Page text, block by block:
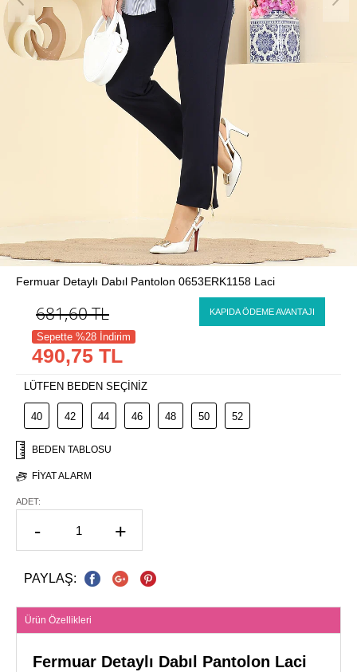
Fermuar Detaylı Dabıl Pantolon 0653ERK1158 Laci
681,60TL KAPIDA ÖDEME AVANTAJI
Sepette %28 İndirim
490,75 TL
LÜTFEN BEDEN SEÇİNİZ
40 42 44 46 48 50 52
BEDEN TABLOSU
FIYAT ALARM
ADET:
- +
PAYLAŞ:
Ürün Özellikleri
Fermuar Detaylı Dabıl Pantolon Laci